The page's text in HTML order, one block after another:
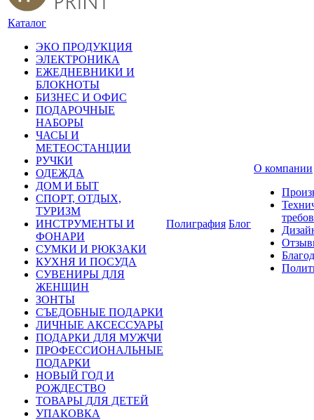
Каталог
ЭКО ПРОДУКЦИЯ
ЭЛЕКТРОНИКА
ЕЖЕДНЕВНИКИ И
БЛОКНОТЫ
БИЗНЕС И ОФИС
ПОДАРОЧНЫЕ
НАБОРЫ
ЧАСЫ И
МЕТЕОСТАНЦИИ
РУЧКИ
ОДЕЖДА
ДОМ И БЫТ
СПОРТ, ОТДЫХ,
ТУРИЗМ
ИНСТРУМЕНТЫ И
ФОНАРИ
СУМКИ И РЮКЗАКИ
КУХНЯ И ПОСУДА
СУВЕНИРЫ ДЛЯ
ЖЕНЩИН
ЗОНТЫ
СЪЕДОБНЫЕ ПОДАРКИ
ЛИЧНЫЕ АКСЕССУАРЫ
ПОДАРКИ ДЛЯ МУЖЧИ
ПРОФЕССИОНАЛЬНЫЕ
ПОДАРКИ
НОВЫЙ ГОД И
РОЖДЕСТВО
ТОВАРЫ ДЛЯ ДЕТЕЙ
УПАКОВКА
Полиграфия Блог
О компании